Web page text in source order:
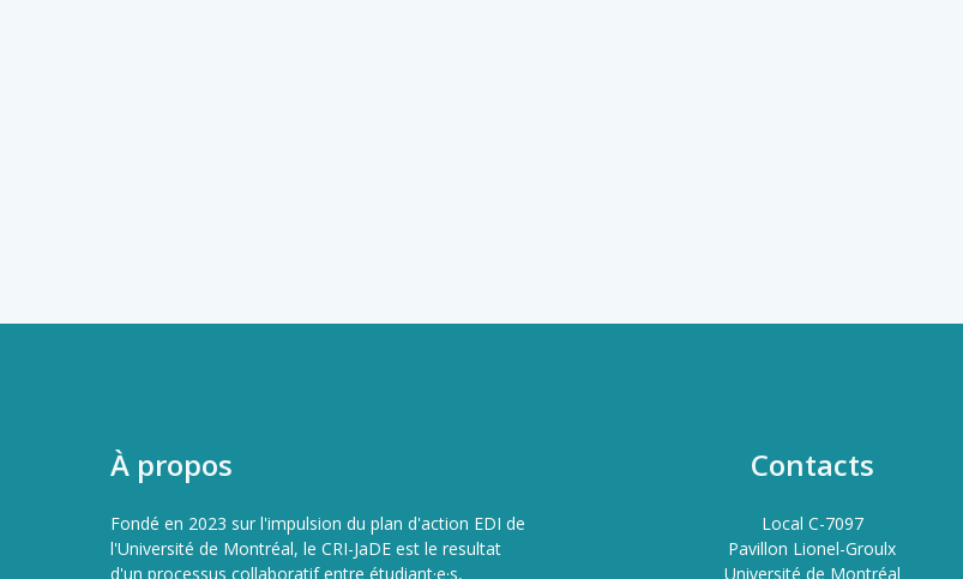
À propos
Fondé en 2023 sur l'impulsion du plan d'action EDI de
l'Université de Montréal, le CRI-JaDE est le resultat
d'un processus collaboratif entre étudiant·e·s,
Contacts
Local C-7097
Pavillon Lionel-Groulx
Université de Montréal